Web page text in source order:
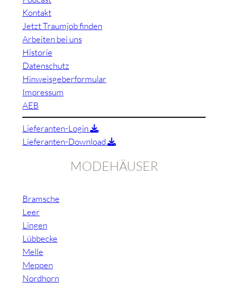
Kontakt
Jetzt Traumjob finden
Arbeiten bei uns
Historie
Datenschutz
Hinweisgeberformular
Impressum
AEB
Lieferanten-Login
Lieferanten-Download
MODEHÄUSER
Bramsche
Leer
Lingen
Lübbecke
Melle
Meppen
Nordhorn